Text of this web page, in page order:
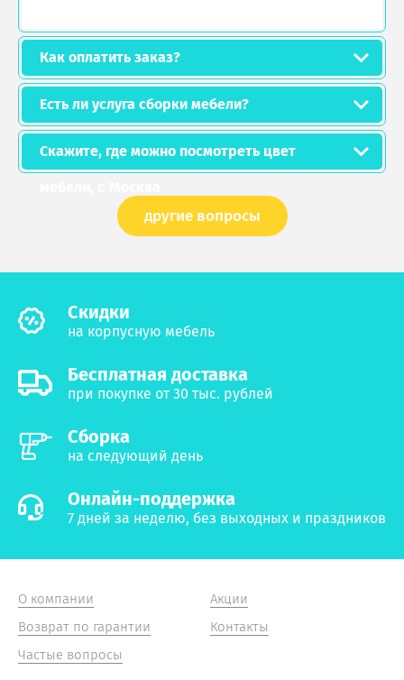
Как оплатить заказ?
Есть ли услуга сборки мебели?
Скажите, где можно посмотреть цвет
другие вопросы
Cкидки
на корпусную мебель
Бесплатная доставка
при покупке от 30 тыс. рублей
Сборка
на следующий день
Онлайн-поддержка
7 дней за неделю, без выходных и праздников
О компании
Возврат по гарантии
Частые вопросы
Акции
Контакты